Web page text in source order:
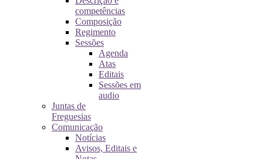
competências
Composição
Regimento
Sessões
Agenda
Atas
Editais
Sessões em
audio
Juntas de
Freguesias
Comunicação
Notícias
Avisos, Editais e